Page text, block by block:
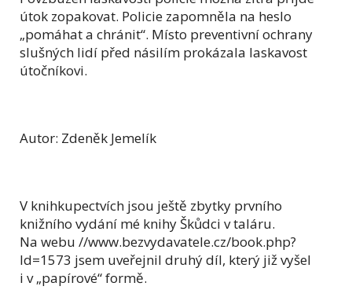
útok zopakovat. Policie zapomněla na heslo
„pomáhat a chránit“. Místo preventivní ochrany
slušných lidí před násilím prokázala laskavost
útočníkovi.
Autor: Zdeněk Jemelík
V knihkupectvích jsou ještě zbytky prvního
knižního vydání mé knihy Škůdci v taláru.
Na webu //www.bezvydavatele.cz/book.php?
Id=1573 jsem uveřejnil druhý díl, který již vyšel
i v „papírové“ formě.